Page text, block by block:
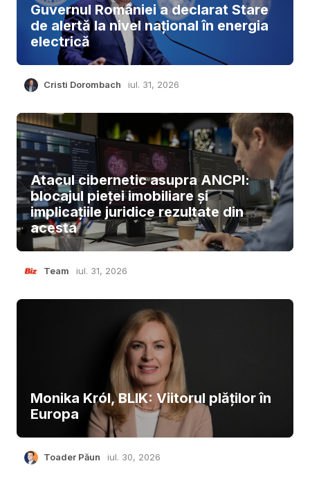
Guvernul României a declarat Stare
de alertă la nivel național în energia
electrică
Cristi Dorombach iul. 31, 2026
Atacul cibernetic asupra ANCPI:
blocajul pieței imobiliare și
implicațiile juridice rezultate din
acesta
Team iul. 31, 2026
Monika Król, BLIK: Viitorul plăților în
Europa
Toader Păun iul. 30, 2026